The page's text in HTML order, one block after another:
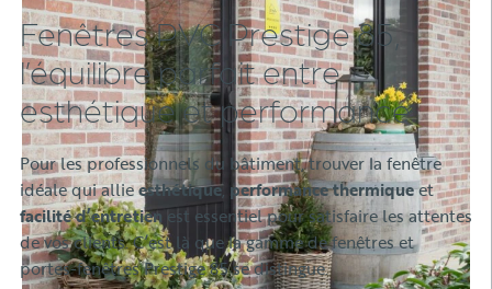
Fenêtres PVC Prestige 85,
l’équilibre parfait entre
esthétique et performance
Pour les professionnels du bâtiment, trouver la fenêtre
idéale qui allieesthétique, performance thermiqueet
facilité d’entretienest essentiel pour satisfaire les attentes
de vos clients. C’est là que la gamme de fenêtres et
portes-fenêtres Prestige 85 se distingue.